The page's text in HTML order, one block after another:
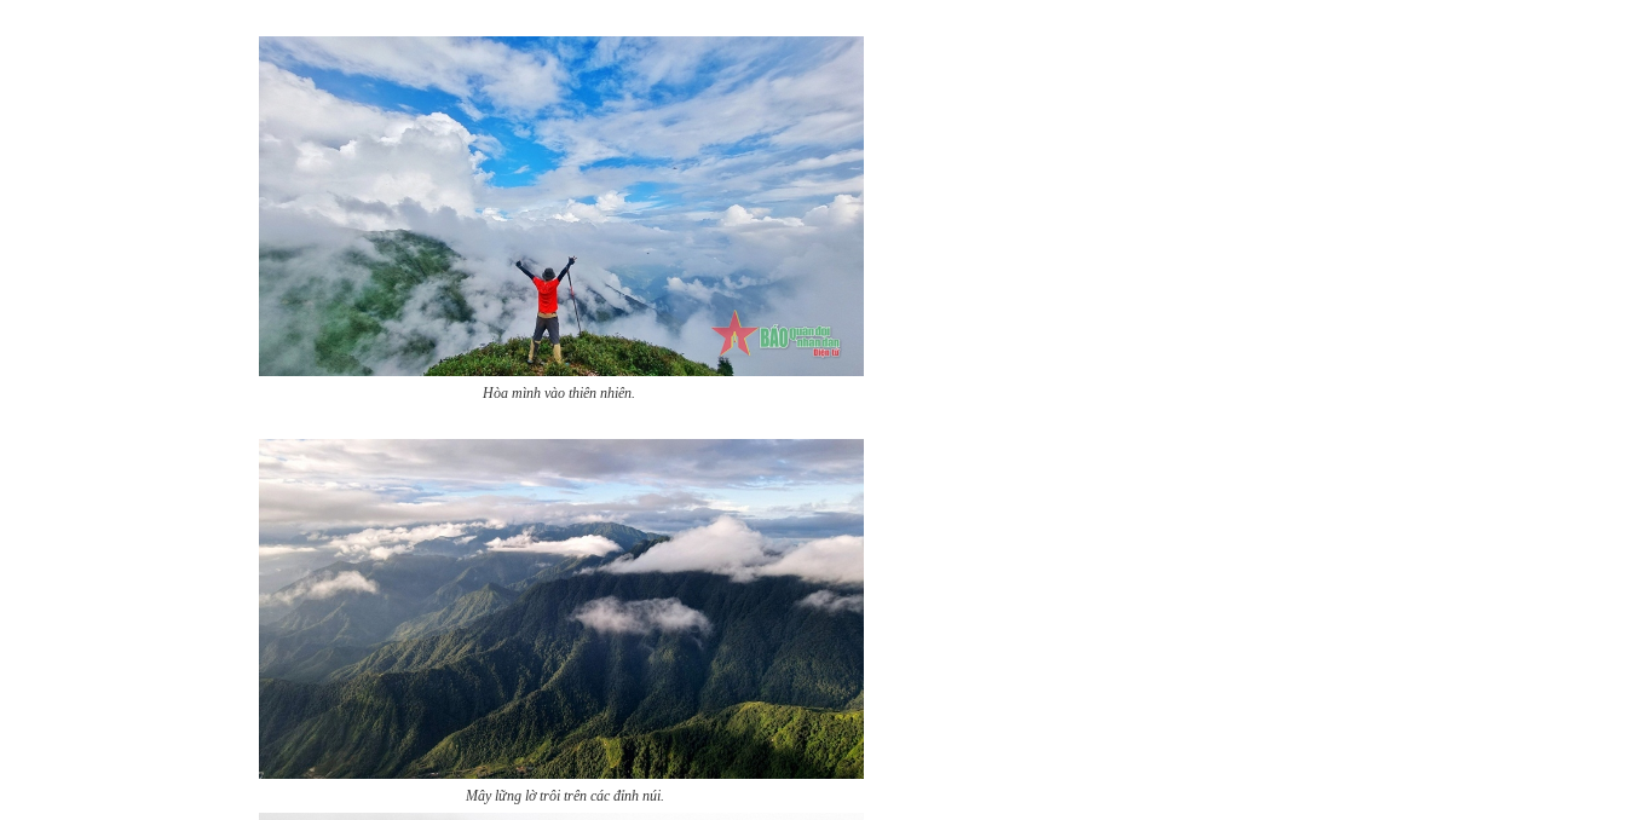
Hòa mình vào thiên nhiên.
Mây lững lờ trôi trên các đỉnh núi.